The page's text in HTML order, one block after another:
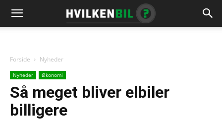
Forside Nyheder
Nyheder Økonomi
Så meget bliver elbiler
billigere